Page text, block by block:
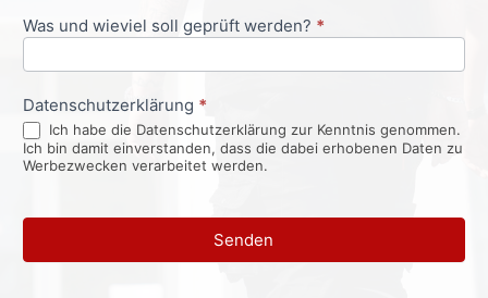
Was und wieviel soll geprüft werden? *
Datenschutzerklärung *
Ich habe die Datenschutzerklärung zur Kenntnis genommen.
Ich bin damit einverstanden, dass die dabei erhobenen Daten zu
Werbezwecken verarbeitet werden.
Senden